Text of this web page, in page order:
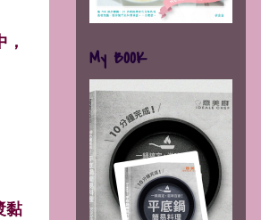
黏
My BOOK